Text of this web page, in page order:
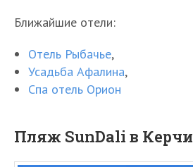
Ближайшие отели:
Отель Рыбачье,
Усадьба Афалина,
Спа отель Орион
Пляж SunDali в Керчи